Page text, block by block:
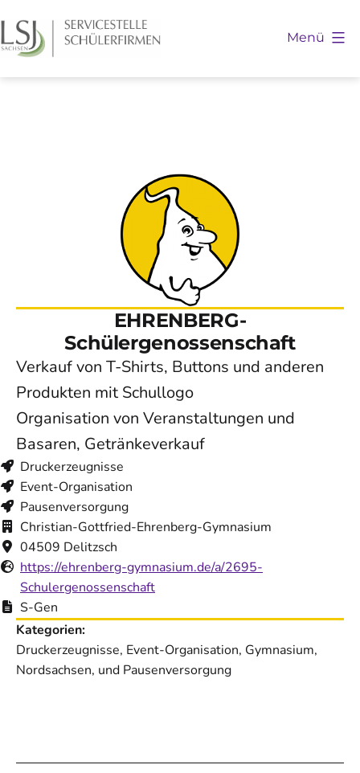
Inhalt
springen
Menü
EHRENBERG-
Schülergenossenschaft
Verkauf von T-Shirts, Buttons und anderen
Produkten mit Schullogo
Organisation von Veranstaltungen und
Basaren, Getränkeverkauf
Druckerzeugnisse
Event-Organisation
Pausenversorgung
Christian-Gottfried-Ehrenberg-Gymnasium
04509 Delitzsch
https://ehrenberg-gymnasium.de/a/2695-
Schulergenossenschaft
S-Gen
Kategorien:
Druckerzeugnisse, Event-Organisation, Gymnasium,
Nordsachsen, und Pausenversorgung